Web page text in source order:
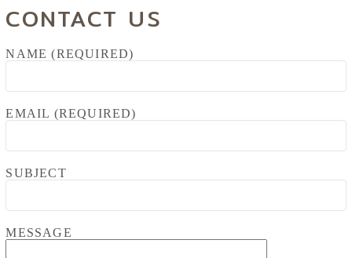
CONTACT US
NAME (REQUIRED)
EMAIL (REQUIRED)
SUBJECT
MESSAGE